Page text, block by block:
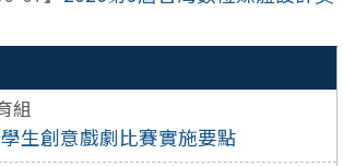
組
生創意戲劇比賽實施要點